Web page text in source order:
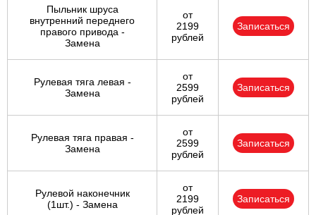
Пыльник шруса
внутренний переднего
правого привода -
Замена
от
2199
рублей
Записаться
Рулевая тяга левая -
Замена
от
2599
рублей
Записаться
Рулевая тяга правая -
Замена
от
2599
рублей
Записаться
Рулевой наконечник
(1шт.) - Замена
от
2199
рублей
Записаться